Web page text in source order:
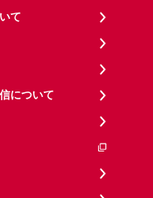
て
について